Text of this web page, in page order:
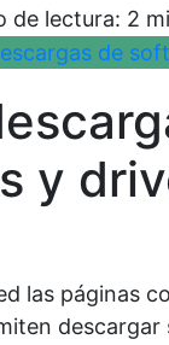
de lectura: 2
y
las páginas